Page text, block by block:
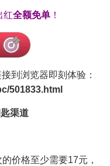
红全额免单 ！
到浏览器即刻体验：
501833.html
渠道
价格至少需要17元，